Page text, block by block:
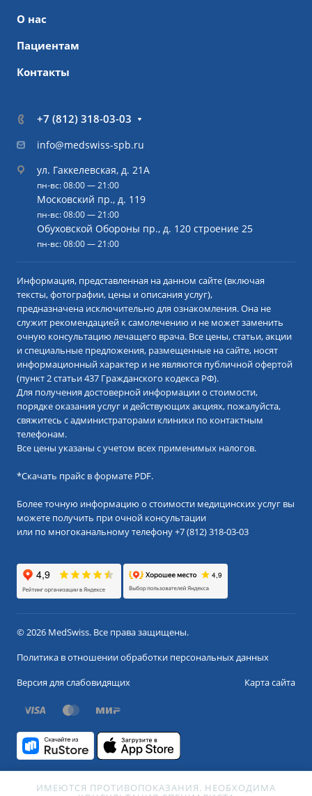
О нас
Пациентам
Контакты
+7 (812) 318-03-03
info@medswiss-spb.ru
ул. Гаккелевская, д. 21А
пн-вс: 08:00 — 21:00
Московский пр., д. 119
пн-вс: 08:00 — 21:00
Обуховской Обороны пр., д. 120 строение 25
пн-вс: 08:00 — 21:00
Информация, представленная на данном сайте (включая
тексты, фотографии, цены и описания услуг),
предназначена исключительно для ознакомления. Она не
служит рекомендацией к самолечению и не может заменить
очную консультацию лечащего врача. Все цены, статьи, акции
и специальные предложения, размещенные на сайте, носят
информационный характер и не являются публичной офертой
(пункт 2 статьи 437 Гражданского кодекса РФ).
Для получения достоверной информации о стоимости,
порядке оказания услуг и действующих акциях, пожалуйста,
свяжитесь с администраторами клиники по контактным
телефонам.
Все цены указаны с учетом всех применимых налогов.
*Скачать прайс в формате PDF.
Более точную информацию о стоимости медицинских услуг вы
можете получить при очной консультации
или по многоканальному телефону+7 (812) 318-03-03
© 2026 MedSwiss. Все права защищены.
Политика в отношении обработки персональных данных
Версия для слабовидящих
Карта сайта
ИМЕЮТСЯ ПРОТИВОПОКАЗАНИЯ. НЕОБХОДИМА